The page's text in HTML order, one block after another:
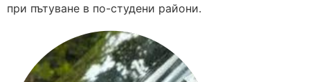
при пътуване в по-студени райони.